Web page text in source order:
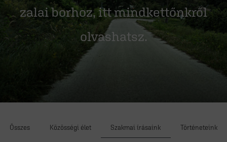
zalai borhoz, itt mindkettőnkről
olvashatsz.
Összes Közösségi élet Szakmai írásaink Történeteink